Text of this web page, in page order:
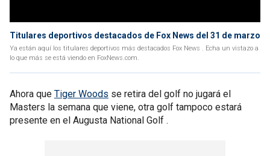
Titulares deportivos destacados de Fox News del 31 de marzo
Ya están aquí los titulares deportivos más destacados Fox News . Echa un vistazo a
lo que más se está viendo en FoxNews.com.
Ahora que Tiger Woods se retira del golf no jugará el
Masters la semana que viene, otra golf tampoco estará
presente en el Augusta National Golf .